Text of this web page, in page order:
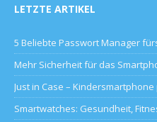
LETZTE ARTIKEL
5 Beliebte Passwort Manager
Mehr Sicherheit für das
Just in Case –
Smartwatches: Gesundheit,